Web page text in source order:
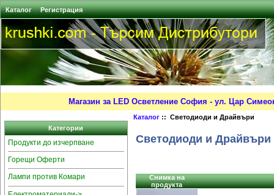
Каталог Регистрация
Магазин за LED Осветление София - ул. Цар
Категории
Продукти до изчерпване
Горещи Оферти
Лампи против Комари
Каталог :: Светодиоди и Драйвъри
Светодиоди и Драйвъри
Снимка на
продукта